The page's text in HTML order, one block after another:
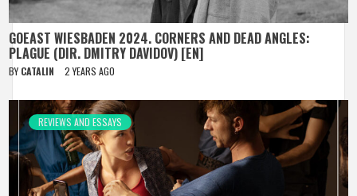
GOEAST WIESBADEN 2024. CORNERS AND DEAD ANGLES:
PLAGUE (DIR. DMITRY DAVIDOV) [EN]
BY CATALIN 2 YEARS AGO
REVIEWS AND ESSAYS